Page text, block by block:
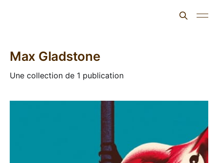
Max Gladstone
Une collection de 1 publication